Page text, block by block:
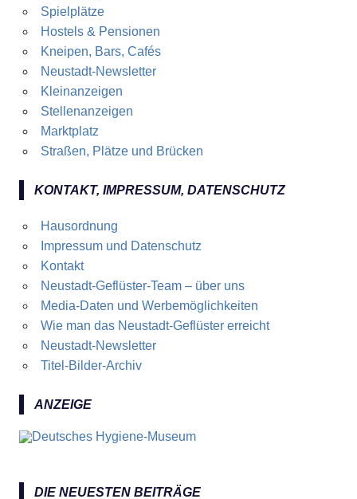
Spielplätze
Hostels & Pensionen
Kneipen, Bars, Cafés
Neustadt-Newsletter
Kleinanzeigen
Stellenanzeigen
Marktplatz
Straßen, Plätze und Brücken
KONTAKT, IMPRESSUM, DATENSCHUTZ
Hausordnung
Impressum und Datenschutz
Kontakt
Neustadt-Geflüster-Team – über uns
Media-Daten und Werbemöglichkeiten
Wie man das Neustadt-Geflüster erreicht
Neustadt-Newsletter
Titel-Bilder-Archiv
ANZEIGE
DIE NEUESTEN BEITRÄGE